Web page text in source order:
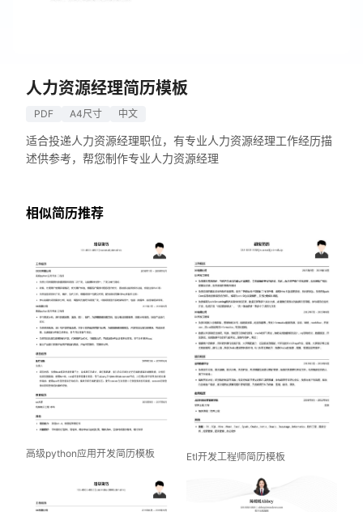
人力资源经理简历模板
PDF A4尺寸 中文
适合投递人力资源经理职位，有专业人力资源经理工作经历描
述供参考，帮您制作专业人力资源经理
相似简历推荐
高级python应用开发简历模板 Etl开发工程师简历模板